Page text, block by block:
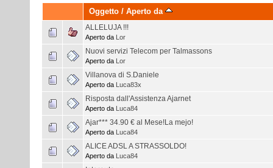
Oggetto /Aperto da
ALLELUJA !!!
Aperto da Lor
Nuovi servizi Telecom per Talmassons
Aperto da Lor
Villanova di S.Daniele
Aperto da Luca83x
Risposta dall'Assistenza Ajarnet
Aperto da Luca84
Ajar*** 34.90 € al Mese!La mejo!
Aperto da Luca84
ALICE ADSL A STRASSOLDO!
Aperto da Luca84